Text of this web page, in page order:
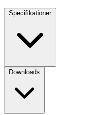
Specifikationer
Downloads